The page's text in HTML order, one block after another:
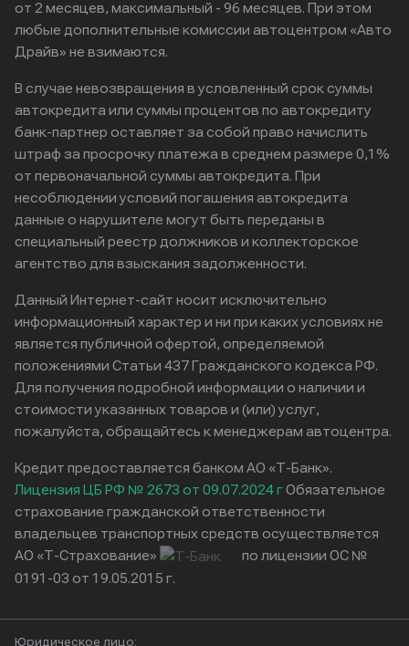
от 2 месяцев, максимальный - 96 месяцев. При этом
любые дополнительные комиссии автоцентром «Авто
Драйв» не взимаются.
В случае невозвращения в условленный срок суммы
автокредита или суммы процентов по автокредиту
банк-партнер оставляет за собой право начислить
штраф за просрочку платежа в среднем размере 0,1%
от первоначальной суммы автокредита. При
несоблюдении условий погашения автокредита
данные о нарушителе могут быть переданы в
специальный реестр должников и коллекторское
агентство для взыскания задолженности.
Данный Интернет-сайт носит исключительно
информационный характер и ни при каких условиях не
является публичной офертой, определяемой
положениями Статьи 437 Гражданского кодекса РФ.
Для получения подробной информации о наличии и
стоимости указанных товаров и (или) услуг,
пожалуйста, обращайтесь к менеджерам автоцентра.
Кредит предоставляется банком АО «Т-Банк».
Лицензия ЦБ РФ № 2673 от 09.07.2024 гОбязательное
страхование гражданской ответственности
владельцев транспортных средств осуществляется
АО «Т-Страхование»
по лицензии ОС №
0191-03 от 19.05.2015 г.
Юридическое лицо: